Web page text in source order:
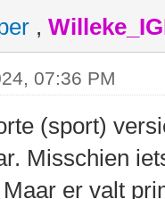
,
07:36 PM
(sport)
Misschien
er valt